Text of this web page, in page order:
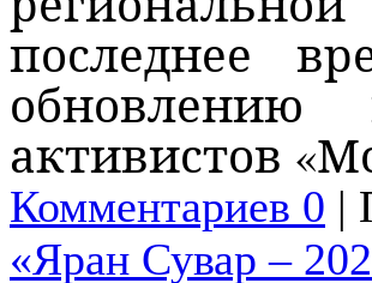
последнее
обновлению
активистов
Комментариев 0 |
«Яран Сувар –